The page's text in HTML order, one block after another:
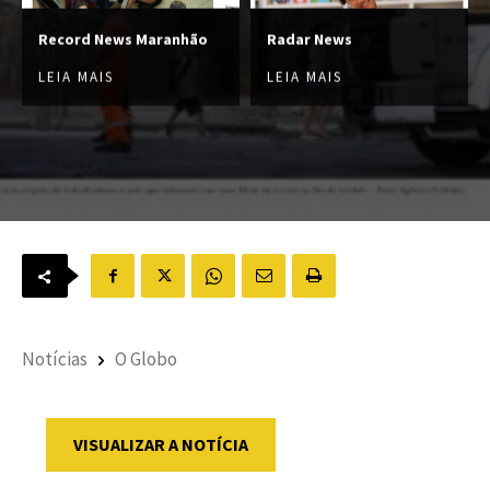
Record News Maranhão
LEIA MAIS
Radar News
LEIA MAIS
Notícias O Globo
VISUALIZAR A NOTÍCIA